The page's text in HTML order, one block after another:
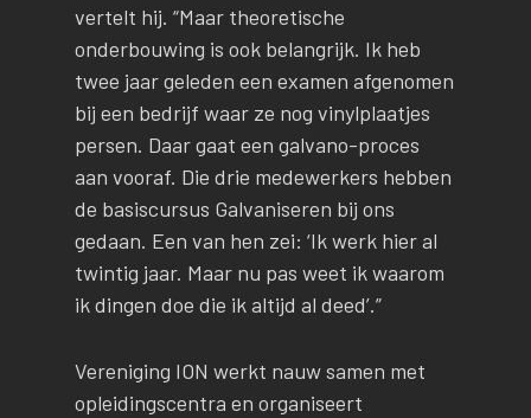
vertelt hij. “Maar theoretische
onderbouwing is ook belangrijk. Ik heb
twee jaar geleden een examen afgenomen
bij een bedrijf waar ze nog vinylplaatjes
persen. Daar gaat een galvano-proces
aan vooraf. Die drie medewerkers hebben
de basiscursus Galvaniseren bij ons
gedaan. Een van hen zei: ‘Ik werk hier al
twintig jaar. Maar nu pas weet ik waarom
ik dingen doe die ik altijd al deed’.”
Vereniging ION werkt nauw samen met
opleidingscentra en organiseert